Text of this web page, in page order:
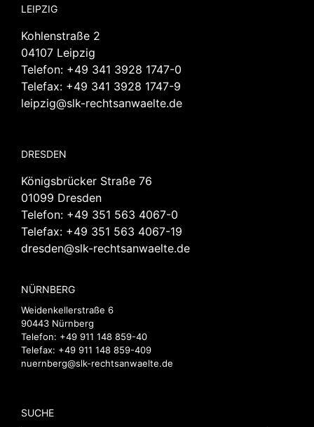
LEIPZIG
Kohlenstraße 2
04107 Leipzig
Telefon: +49 341 3928 1747-0
Telefax: +49 341 3928 1747-9
leipzig@slk-rechtsanwaelte.de
DRESDEN
Königsbrücker Straße 76
01099 Dresden
Telefon: +49 351 563 4067-0
Telefax: +49 351 563 4067-19
dresden@slk-rechtsanwaelte.de
NÜRNBERG
Weidenkellerstraße 6
90443 Nürnberg
Telefon: +49 911 148 859-40
Telefax: +49 911 148 859-409
nuernberg@slk-rechtsanwaelte.de
SUCHE